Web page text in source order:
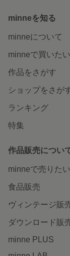
minneを知る
minneについて
minneで買いたい
作品をさがす
ショップをさが
ランキング
特集
作品販売につい
minneで売りたい
食品販売
ヴィンテージ販
ダウンロード販
minne PLUS